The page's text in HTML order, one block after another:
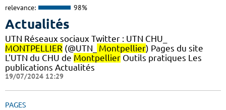
relevance: 98%
Actualités
UTN Réseaux sociaux Twitter : UTN CHU_
MONTPELLIER (@UTN_ Montpellier) Pages du site
L'UTN du CHU de Montpellier Outils pratiques Les
publications Actualités
19/07/2024 12:29
PAGES